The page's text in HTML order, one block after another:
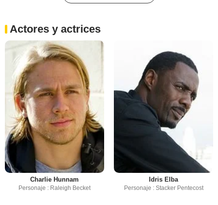
Actores y actrices
Charlie Hunnam
Personaje : Raleigh Becket
Idris Elba
Personaje : Stacker Pentecost